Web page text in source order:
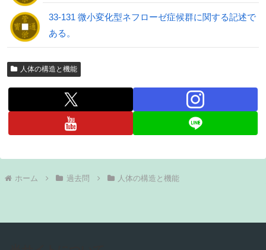
33-131 微小変化型ネフローゼ症候群に関する記述で
ある。
人体の構造と機能
ホーム 過去問 人体の構造と機能